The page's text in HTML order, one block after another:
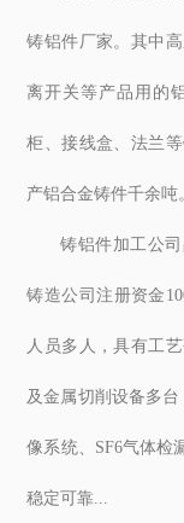
铸铝件厂家。其中
离开关等产品用的
柜、接线盒、法兰
产铝合金铸件千余吨
铸铝件加工公
铸造公司注册资金
人员多人，具有工
及金属切削设备多
像系统、SF6气体检
稳定可靠...